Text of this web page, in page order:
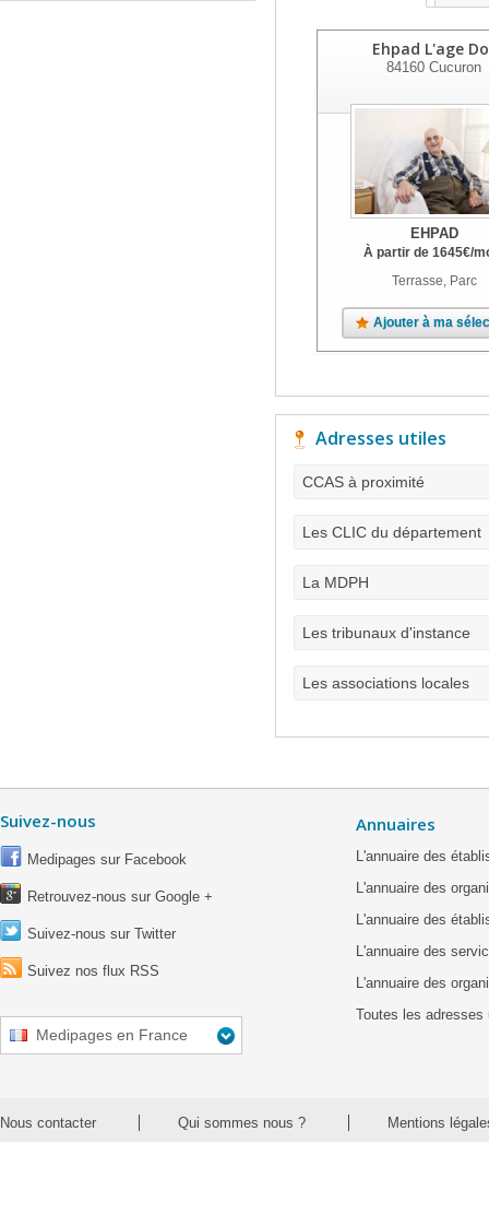
Ehpad L'age
84160 Cucuron
EHPAD
À partir de 1645€/
Terrasse, Parc
Ajouter à ma
Adresses utiles
CCAS à proximité
Les CLIC du département
La MDPH
Les tribunaux d'instance
Les associations locales
Suivez-nous
Medipages sur Facebook
Retrouvez-nous sur Google +
Suivez-nous sur Twitter
Suivez nos flux RSS
Medipages en France
Annuaires
L'annuaire des
L'annuaire des
L'annuaire des
L'annuaire des
L'annuaire des
Toutes les adresses
Nous contacter Qui sommes nous ? Mentions